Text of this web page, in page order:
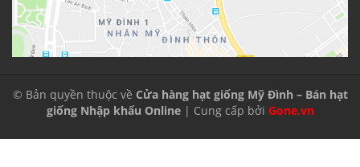
© Bản quyền thuộc về Cửa hàng hạt giống Mỹ Đình – Bán hạt
giống Nhập khẩu Online| Cung cấp bởi Gone.vn